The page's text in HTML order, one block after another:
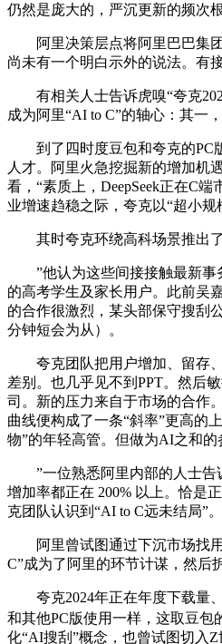
仍然是庞大的，严沉更新的频次
阿里决策层点将阿里巴巴集团
尚未有一个明白示外的说法。有
有相关人士告诉虎嗅“夸克
成为阿里“AI to C”的轴心：其一
到了四时度豆包和夸克的PC版
人才。阿里火急挖掘新的增加机
看，“素质上，DeepSeek正在C
业增速趋稳之际，夸克以“超小规
其时夸克环绕高科场景推出了
”他认为这些间接接触最新事务
的高考学生及家长用户。此前吴
的合作很激烈，某头部保守搜刮
分钟短会为从）。
夸克团队把用户增加、留存、
差别。也几乎见不到PPT。然后
司。新的压力来自于市场的合作
曲线便构成了一条“斜率”更高的
物”的年轻高管。但做为AI之和的
”一位熟悉阿里内部的人士告诉
增加率都正在 200% 以上。恰是
克团队认识到“AI to C远未结局”
阿里曾试图通过下沉市场找用
C”成为了阿里的环节计谋，然后
夸克2024年正在年度下载量、
和其他PC版使用一样，这取豆包
化“AI搜刮”概念，也曾试图切入Z